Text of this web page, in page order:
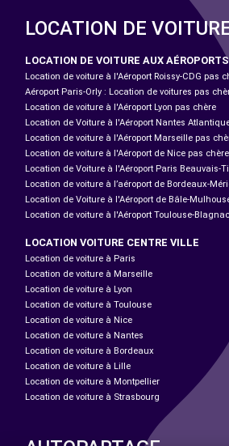
LOCATION DE
LOCATION DE VOITURE AUX AÉROPORTS
Location de voiture à l'Aéroport Roissy-CDG pas
Aéroport Paris-Orly : Location de voitures pas
Location de voiture à l'Aéroport Lyon pas chère
Location de Voiture à l'Aéroport Nantes
Location de voiture à l'Aéroport Marseille pas
Location de voiture à l'Aéroport de Nice pas chère
Location de Voiture à l'Aéroport Paris Beauvais-
Location de voiture à l’aéroport de Bordeaux-
Location de Voiture à l'Aéroport de Bâle-
Location de voiture à l'Aéroport Toulouse-
LOCATION VOITURE CENTRE VILLE
Location de voiture à Paris
Location de voiture à Marseille
Location de voiture à Lyon
Location de voiture à Toulouse
Location de voiture à Nice
Location de voiture à Nantes
Location de voiture à Bordeaux
Location de voiture à Lille
Location de voiture à Montpellier
Location de voiture à Strasbourg